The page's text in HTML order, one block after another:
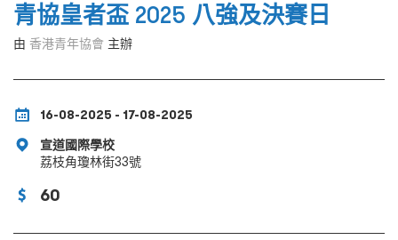
青協皇者盃 2025 八強及決賽日
由 香港青年協會 主辦
16-08-2025 - 17-08-2025
宣道國際學校
荔枝角瓊林街33號
60